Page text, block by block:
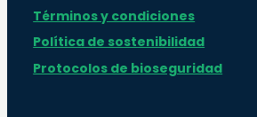
Términos y condiciones
Política de sostenibilidad
Protocolos de bioseguridad